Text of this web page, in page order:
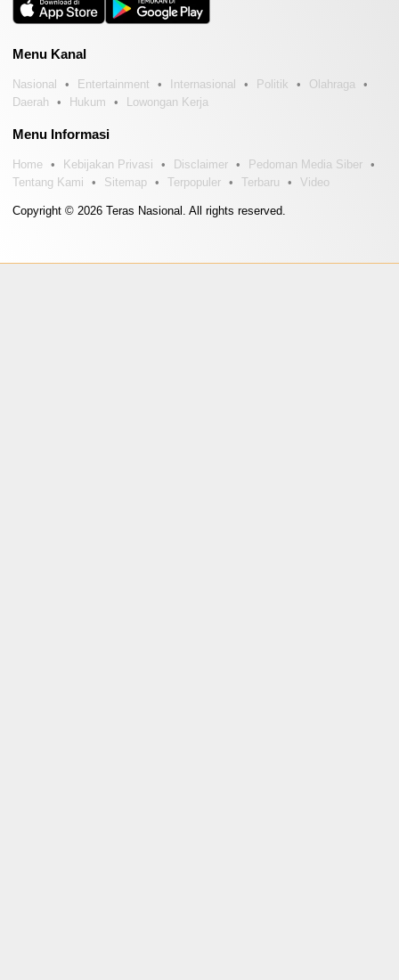
Menu Kanal
Nasional Entertainment Internasional Politik
Olahraga
Daerah
Hukum Lowongan Kerja
Menu Informasi
Home Kebijakan Privasi Disclaimer
Pedoman Media Siber
Tentang Kami
Sitemap Terpopuler Terbaru Video
Copyright © 2026 Teras Nasional. All rights reserved.